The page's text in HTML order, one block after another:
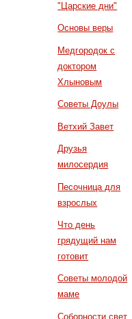
"Царские дни"
Основы веры
Медгородок с
доктором
Хлыновым
Советы Доулы
Ветхий Завет
Друзья
милосердия
Песочница для
взрослых
Что день
грядущий нам
готовит
Советы молодой
маме
Соборности свет